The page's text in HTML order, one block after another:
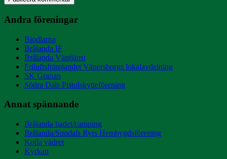
Andra föreningar
Biodlarna
Brålanda IF
Brålanda Väntjänst
Friluftsfrämjandet Vänersborgs lokalavdelning
SK Granan
Södra Dals Pistolskytteförening
Annat spännande
Brålanda badet/camping
Brålanda/Sundals Ryrs Hembygdsförening
Kolla vädret
Kyrkan